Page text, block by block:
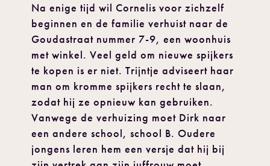
Na enige tijd wil Cornelis voor zichzelf
beginnen en de familie verhuist naar de
Goudastraat nummer 7-9, een woonhuis
met winkel. Veel geld om nieuwe spijkers
te kopen is er niet. Trijntje adviseert haar
man om kromme spijkers recht te slaan,
zodat hij ze opnieuw kan gebruiken.
Vanwege de verhuizing moet Dirk naar
een andere school, school B. Oudere
jongens leren hem een versje dat hij bij